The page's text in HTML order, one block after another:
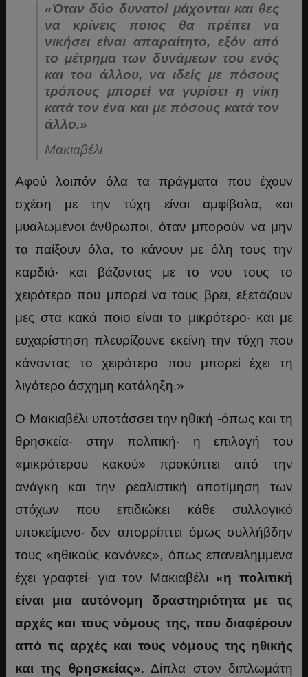
«Όταν δύο δυνατοί μάχονται και θες
να κρίνεις ποιος θα πρέπει να
νικήσει είναι απαραίτητο, εξόν από
το μέτρημα των δυνάμεων του ενός
και του άλλου, να ιδείς με πόσους
τρόπους μπορεί να γυρίσει η νίκη
κατά τον ένα και με πόσους κατά τον
άλλο.»
Μακιαβέλι
Αφού λοιπόν όλα τα πράγματα που έχουν
σχέση με την τύχη είναι αμφίβολα, «οι
μυαλωμένοι άνθρωποι, όταν μπορούν να μην
τα παίξουν όλα, το κάνουν με όλη τους την
καρδιά· και βάζοντας με το νου τους το
χειρότερο που μπορεί να τους βρει, εξετάζουν
μες στα κακά ποιο είναι το μικρότερο· και με
ευχαρίστηση πλευρίζουνε εκείνη την τύχη που
κάνοντας το χειρότερο που μπορεί έχει τη
λιγότερο άσχημη κατάληξη.»
Ο Μακιαβέλι υποτάσσει την ηθική -όπως και τη
θρησκεία- στην πολιτική· η επιλογή του
«μικρότερου κακού» προκύπτει από την
ανάγκη και την ρεαλιστική αποτίμηση των
στόχων που επιδιώκει κάθε συλλογικό
υποκείμενο· δεν απορρίπτει όμως συλλήβδην
τους «ηθικούς κανόνες», όπως επανειλημμένα
έχει γραφτεί· για τον Μακιαβέλι «η πολιτική
είναι μια αυτόνομη δραστηριότητα με τις
αρχές και τους νόμους της, που διαφέρουν
από τις αρχές και τους νόμους της ηθικής
και της θρησκείας». Δίπλα στον διπλωμάτη